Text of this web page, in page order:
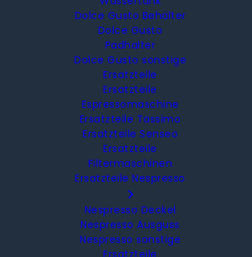
Dolce Gusto Behälter
Dolce Gusto
Padhalter
Dolce Gusto sonstige
Ersatzteile
Ersatzteile
Espressomaschine
Ersatzteile Tassimo
Ersatzteile Senseo
Ersatzteile
Filtermaschinen
Ersatzteile Nespresso

Nespresso Deckel
Nespresso Ausguss
Nespresso sonstige
Ersatzteile